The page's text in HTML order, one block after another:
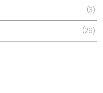
3
29